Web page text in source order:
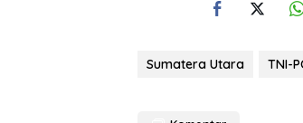
Sumatera Utara TNI-